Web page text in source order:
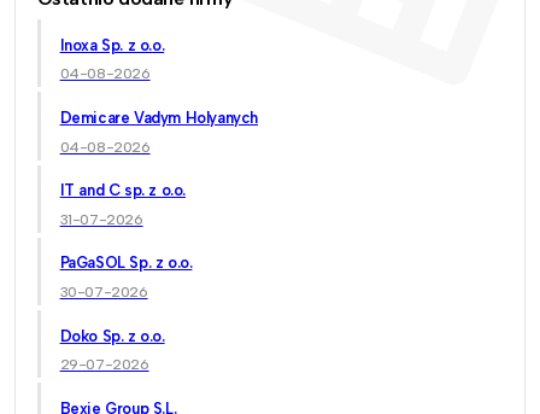
Inoxa Sp. z o.o.
04-08-2026
Demicare Vadym Holyanych
04-08-2026
IT and C sp. z o.o.
31-07-2026
PaGaSOL Sp. z o.o.
30-07-2026
Doko Sp. z o.o.
29-07-2026
Bexie Group S.L.